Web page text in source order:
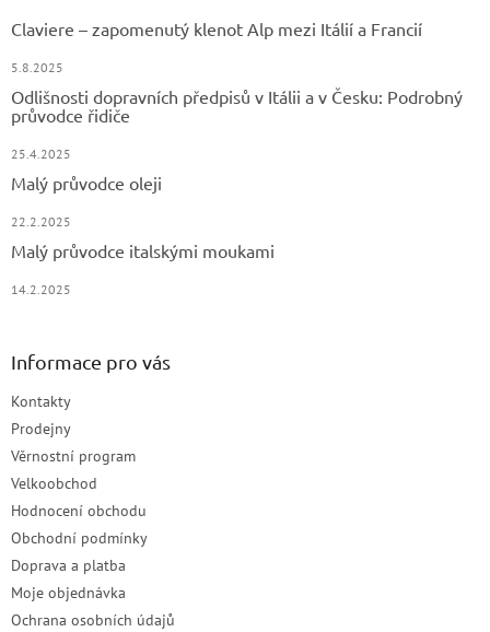
Claviere – zapomenutý klenot Alp mezi Itálií a Francií
5.8.2025
Odlišnosti dopravních předpisů v Itálii a v Česku: Podrobný
průvodce řidiče
25.4.2025
Malý průvodce oleji
22.2.2025
Malý průvodce italskými moukami
14.2.2025
Informace pro vás
Kontakty
Prodejny
Věrnostní program
Velkoobchod
Hodnocení obchodu
Obchodní podmínky
Doprava a platba
Moje objednávka
Ochrana osobních údajů